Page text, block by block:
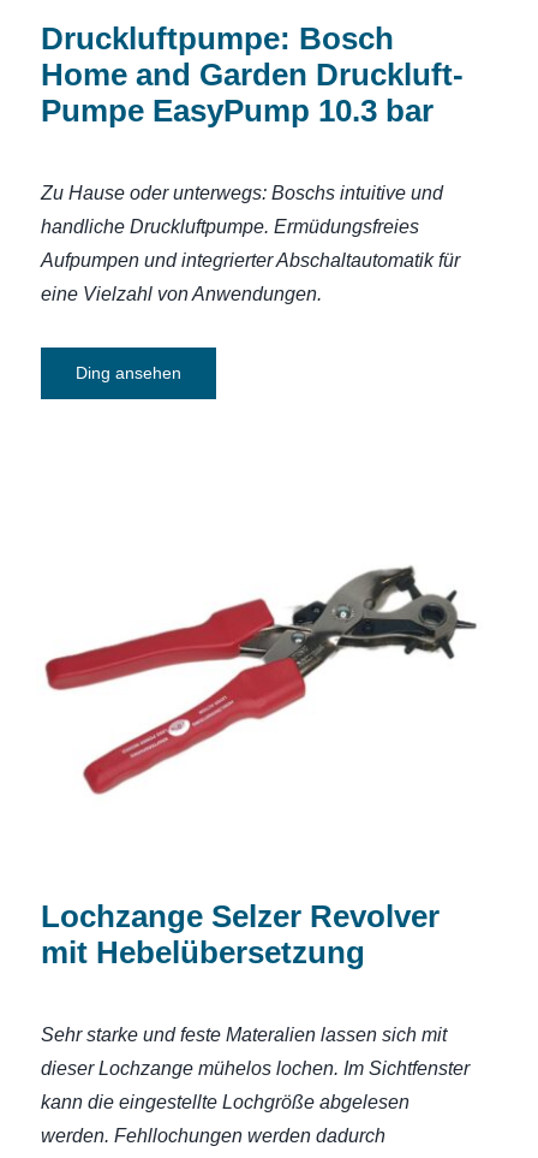
Druckluftpumpe: Bosch
Home and Garden Druckluft-
Pumpe EasyPump 10.3 bar
Zu Hause oder unterwegs: Boschs intuitive und
handliche Druckluftpumpe. Ermüdungsfreies
Aufpumpen und integrierter Abschaltautomatik für
eine Vielzahl von Anwendungen.
Ding ansehen
Lochzange Selzer Revolver mit
Hebelübersetzung
Lochzange Selzer Revolver
mit Hebelübersetzung
Sehr starke und feste Materalien lassen sich mit
dieser Lochzange mühelos lochen. Im Sichtfenster
kann die eingestellte Lochgröße abgelesen
werden. Fehllochungen werden dadurch